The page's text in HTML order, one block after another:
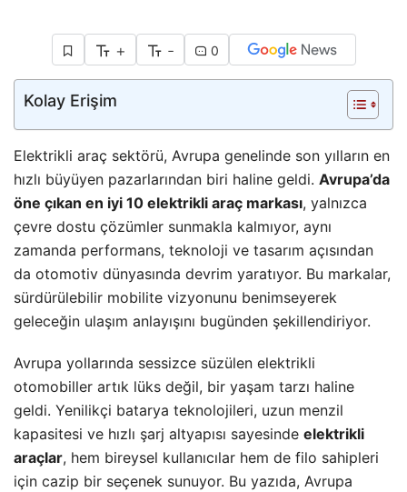
+ - 0
Kolay Erişim
Elektrikli araç sektörü, Avrupa genelinde son yılların en
hızlı büyüyen pazarlarından biri haline geldi. Avrupa’da
öne çıkan en iyi 10 elektrikli araç markası, yalnızca
çevre dostu çözümler sunmakla kalmıyor, aynı
zamanda performans, teknoloji ve tasarım açısından
da otomotiv dünyasında devrim yaratıyor. Bu markalar,
sürdürülebilir mobilite vizyonunu benimseyerek
geleceğin ulaşım anlayışını bugünden şekillendiriyor.
Avrupa yollarında sessizce süzülen elektrikli
otomobiller artık lüks değil, bir yaşam tarzı haline
geldi. Yenilikçi batarya teknolojileri, uzun menzil
kapasitesi ve hızlı şarj altyapısı sayesinde elektrikli
araçlar, hem bireysel kullanıcılar hem de filo sahipleri
için cazip bir seçenek sunuyor. Bu yazıda, Avrupa